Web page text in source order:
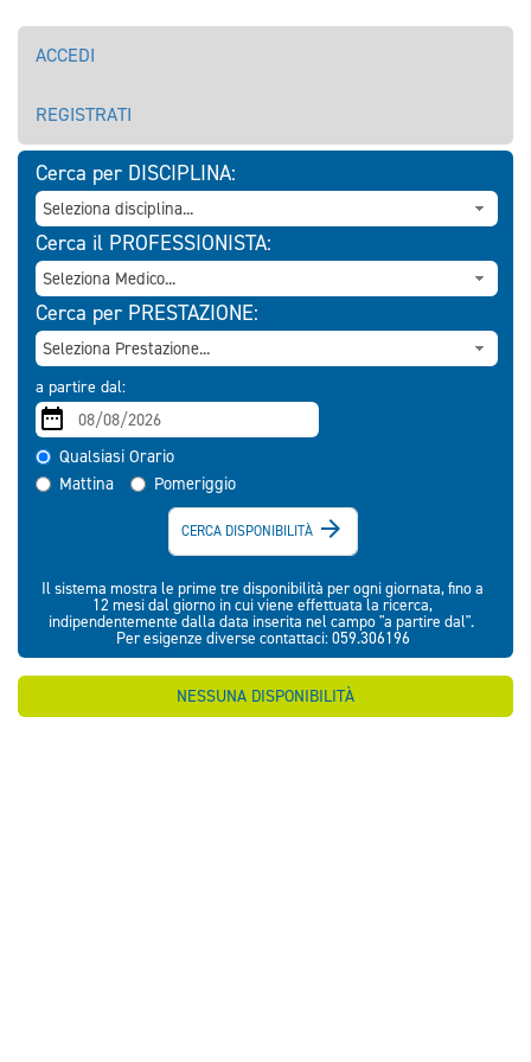
ACCEDI
REGISTRATI
Cerca per DISCIPLINA:
Cerca il PROFESSIONISTA:
Cerca per PRESTAZIONE:
a partire dal:
Qualsiasi Orario
Mattina
Pomeriggio
CERCA DISPONIBILITÀ 
Il sistema mostra le prime tre disponibilità per ogni giornata, fino a
12 mesi dal giorno in cui viene effettuata la ricerca,
indipendentemente dalla data inserita nel campo "a partire dal".
Per esigenze diverse contattaci: 059.306196
NESSUNA DISPONIBILITÀ